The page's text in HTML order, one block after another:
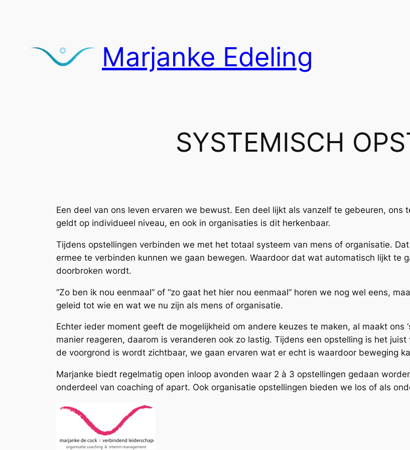
inhoud
Marjanke Edeling
SYSTEMISCH
Een deel van ons leven ervaren we bewust. Een deel lijkt als vanzelf te gebeuren,
geldt op individueel niveau, en ook in organisaties is dit herkenbaar.
Tijdens opstellingen verbinden we met het totaal systeem van mens of organisatie.
ermee te verbinden kunnen we gaan bewegen. Waardoor dat wat automatisch lijkt te
doorbroken wordt.
“Zo ben ik nou eenmaal” of “zo gaat het hier nou eenmaal” horen we nog wel eens,
geleid tot wie en wat we nu zijn als mens of organisatie.
Echter ieder moment geeft de mogelijkheid om andere keuzes te maken, al maakt ons
manier reageren, daarom is veranderen ook zo lastig. Tijdens een opstelling is het
de voorgrond is wordt zichtbaar, we gaan ervaren wat er echt is waardoor beweging
Marjanke biedt regelmatig open inloop avonden waar 2 à 3 opstellingen gedaan
onderdeel van coaching of apart. Ook organisatie opstellingen bieden we los of als